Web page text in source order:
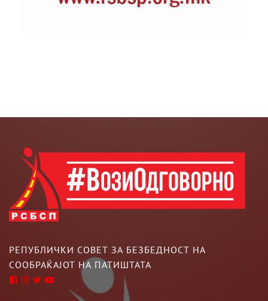
РЕПУБЛИЧКИ СОВЕТ ЗА БЕЗБЕДНОСТ НА
СООБРАЌАЈОТ НА ПАТИШТАТА